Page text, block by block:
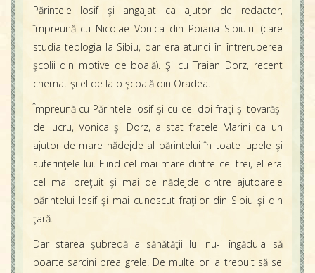
Părintele Iosif şi angajat ca ajutor de redactor,
împreună cu Nicolae Vonica din Poiana Sibiului (care
studia teologia la Sibiu, dar era atunci în întreruperea
şcolii din motive de boală). Şi cu Traian Dorz, recent
chemat şi el de la o şcoală din Oradea.
Împreună cu Părintele Iosif şi cu cei doi fraţi şi tovarăşi
de lucru, Vonica şi Dorz, a stat fratele Marini ca un
ajutor de mare nădejde al părintelui în toate lupele şi
suferinţele lui. Fiind cel mai mare dintre cei trei, el era
cel mai preţuit şi mai de nădejde dintre ajutoarele
părintelui Iosif şi mai cunoscut fraţilor din Sibiu şi din
ţară.
Dar starea şubredă a sănătăţii lui nu-i îngăduia să
poarte sarcini prea grele. De multe ori a trebuit să se